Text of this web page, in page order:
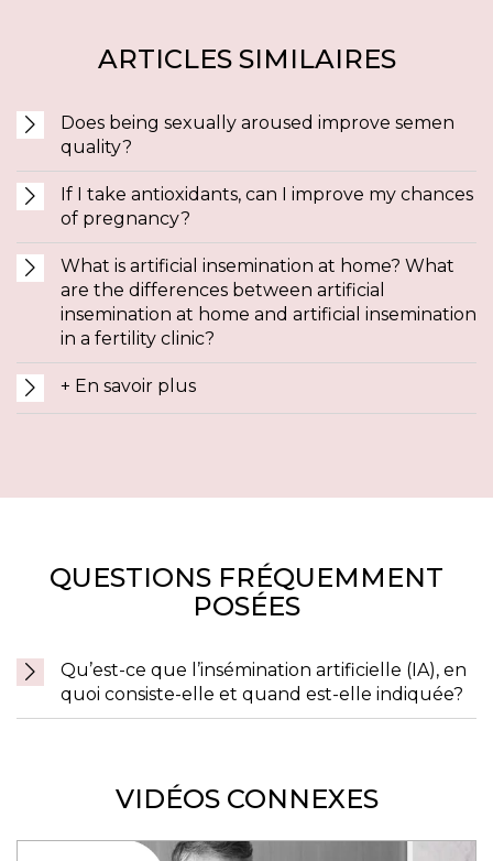
ARTICLES SIMILAIRES
Does being sexually aroused improve semen
quality?
If I take antioxidants, can I improve my chances
of pregnancy?
What is artificial insemination at home? What
are the differences between artificial
insemination at home and artificial insemination
in a fertility clinic?
+ En savoir plus
QUESTIONS FRÉQUEMMENT
POSÉES
Qu’est-ce que l’insémination artificielle (IA), en
quoi consiste-elle et quand est-elle indiquée?
VIDÉOS CONNEXES